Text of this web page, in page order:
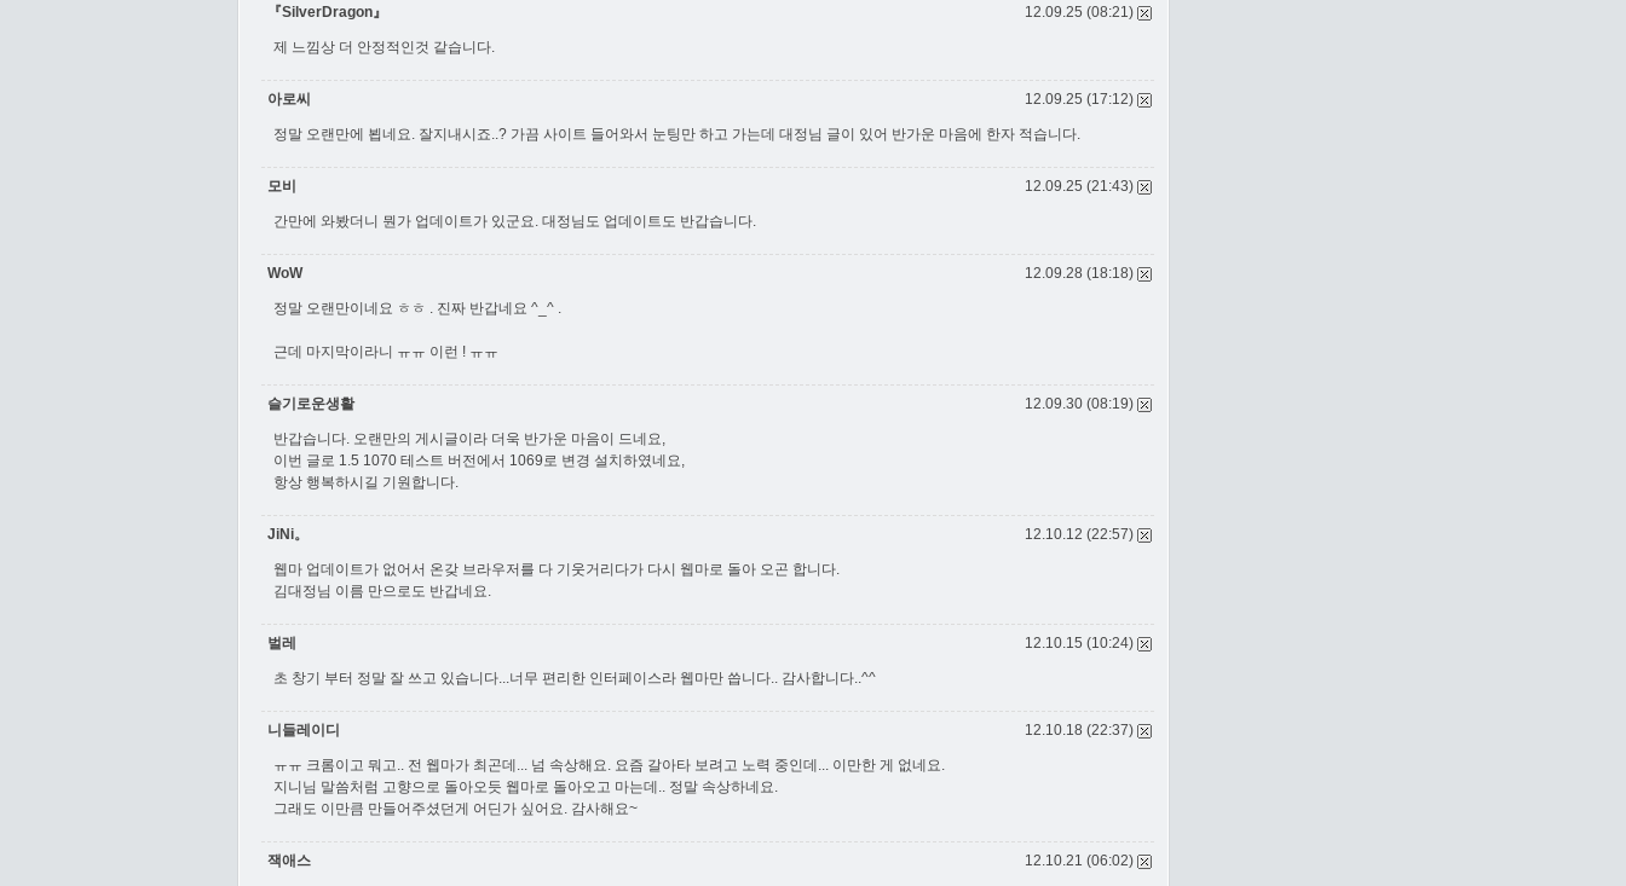
『SilverDragon』 12.09.25 (08:21)
제 느낌상 더 안정적인것 같습니다.
아로씨 12.09.25 (17:12)
정말 오랜만에 뵙네요. 잘지내시죠..? 가끔 사이트 들어와서 눈팅만 하고 가는데 대정님 글이 있어 반가운 마음에 한자 적습니다.
모비 12.09.25 (21:43)
간만에 와봤더니 뭔가 업데이트가 있군요. 대정님도 업데이트도 반갑습니다.
WoW 12.09.28 (18:18)
정말 오랜만이네요 ㅎㅎ . 진짜 반갑네요 ^_^ .
근데 마지막이라니 ㅠㅠ 이런 ! ㅠㅠ
슬기로운생활 12.09.30 (08:19)
반갑습니다. 오랜만의 게시글이라 더욱 반가운 마음이 드네요,
이번 글로 1.5 1070 테스트 버전에서 1069로 변경 설치하였네요,
항상 행복하시길 기원합니다.
JiNi。 12.10.12 (22:57)
웹마 업데이트가 없어서 온갖 브라우저를 다 기웃거리다가 다시 웹마로 돌아 오곤 합니다.
김대정님 이름 만으로도 반갑네요.
벌레 12.10.15 (10:24)
초 창기 부터 정말 잘 쓰고 있습니다...너무 편리한 인터페이스라 웹마만 씁니다.. 감사합니다..^^
니들레이디 12.10.18 (22:37)
ㅠㅠ 크롬이고 뭐고.. 전 웹마가 최곤데... 넘 속상해요. 요즘 갈아타 보려고 노력 중인데... 이만한 게 없네요.
지니님 말씀처럼 고향으로 돌아오듯 웹마로 돌아오고 마는데.. 정말 속상하네요.
그래도 이만큼 만들어주셨던게 어딘가 싶어요. 감사해요~
잭애스 12.10.21 (06:02)